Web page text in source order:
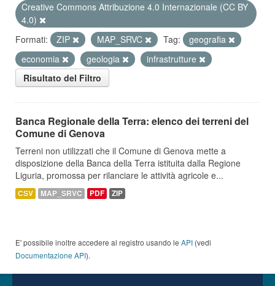
Creative Commons Attribuzione 4.0 Internazionale (CC BY
4.0)
Formati:
ZIP MAP_SRVC Tag:
geografia
economia
geologia
infrastrutture
Risultato del Filtro
Banca Regionale della Terra: elenco dei terreni del
Comune di Genova
Terreni non utilizzati che il Comune di Genova mette a
disposizione della Banca della Terra istituita dalla Regione
Liguria, promossa per rilanciare le attività agricole e...
CSV MAP_SRVC PDF ZIP
E' possibile inoltre accedere al registro usando le API (vedi
Documentazione API).